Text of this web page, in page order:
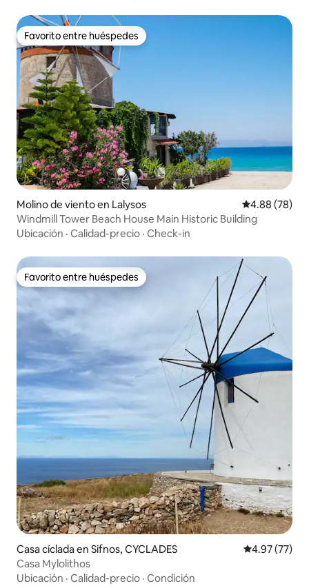
Favorito entre huéspedes
Favorito entre huéspedes
Molino de viento en Lalysos Calificación
4.88 (78)
Windmill Tower Beach House Main Historic Building
Ubicación · Calidad-precio · Check-in
Favorito entre huéspedes
Favorito entre huéspedes
Casa cíclada en Sifnos, CYCLADES Calificación
4.97 (77)
Casa Mylolithos
Ubicación · Calidad-precio · Condición